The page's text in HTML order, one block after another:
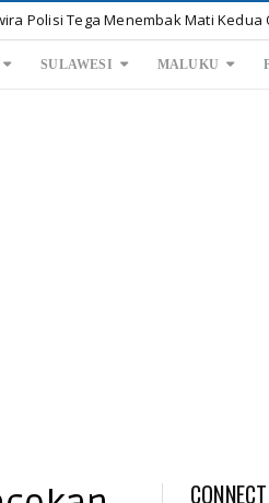
Menembak Mati Kedua Orang ...
SULAWESI MALUKU